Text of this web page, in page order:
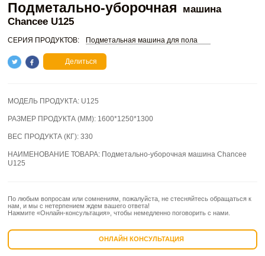
Подметально-уборочная
машина
Chancee U125
СЕРИЯ ПРОДУКТОВ: Подметальная машина для пола
Делиться
МОДЕЛЬ ПРОДУКТА: U125
РАЗМЕР ПРОДУКТА (ММ): 1600*1250*1300
ВЕС ПРОДУКТА (КГ):330
НАИМЕНОВАНИЕ ТОВАРА: Подметально-уборочная машина Chancee
U125
По любым вопросам или сомнениям, пожалуйста, не стесняйтесь обращаться к
нам, и мы с нетерпением ждем вашего ответа!
Нажмите «Онлайн-консультация», чтобы немедленно поговорить с нами.
ОНЛАЙН КОНСУЛЬТАЦИЯ